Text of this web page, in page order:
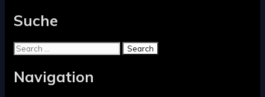
Suche
Search
Navigation